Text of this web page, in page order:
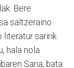
Bere
saltzeraino
literatur saririk
hala nola
Saria, bata